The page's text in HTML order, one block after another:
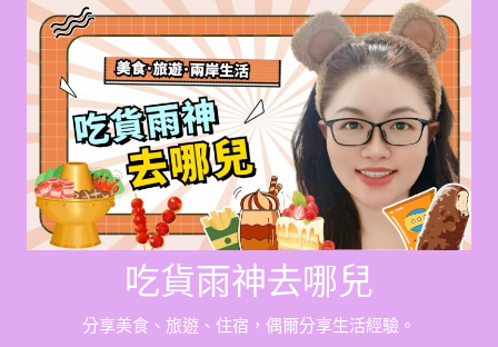
Skip
content
吃貨雨神去哪兒
分享美食、旅遊、住宿，偶爾分享生活經驗。